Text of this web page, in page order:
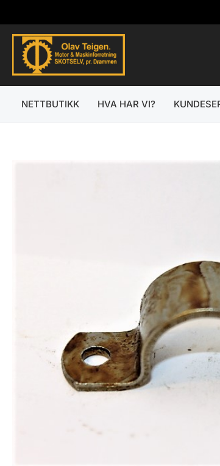
rett
innholdet
NETTBUTIKK HVA HAR VI?